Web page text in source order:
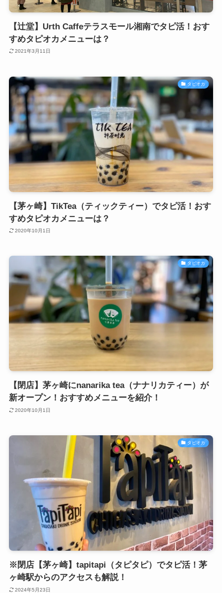
【辻堂】Urth Caffeテラスモール湘南でタピ活！おす
すめタピオカメニューは？
2021年3月11日
タピオカ
【茅ヶ崎】TikTea（ティックティー）でタピ活！おす
すめタピオカメニューは？
2020年10月1日
タピオカ
【閉店】茅ヶ崎にnanarika tea（ナナリカティー）が
新オープン！おすすめメニューを紹介！
2020年10月1日
タピオカ
※閉店【茅ヶ崎】tapitapi（タピタピ）でタピ活！茅
ヶ崎駅からのアクセスも解説！
2024年5月23日